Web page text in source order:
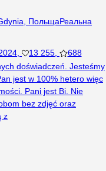
ПольщаРеальна
13 255
688
doświadczeń. Jesteśmy
jest w 100% hetero więc
Pani jest Bi. Nie
bez zdjęć oraz
z